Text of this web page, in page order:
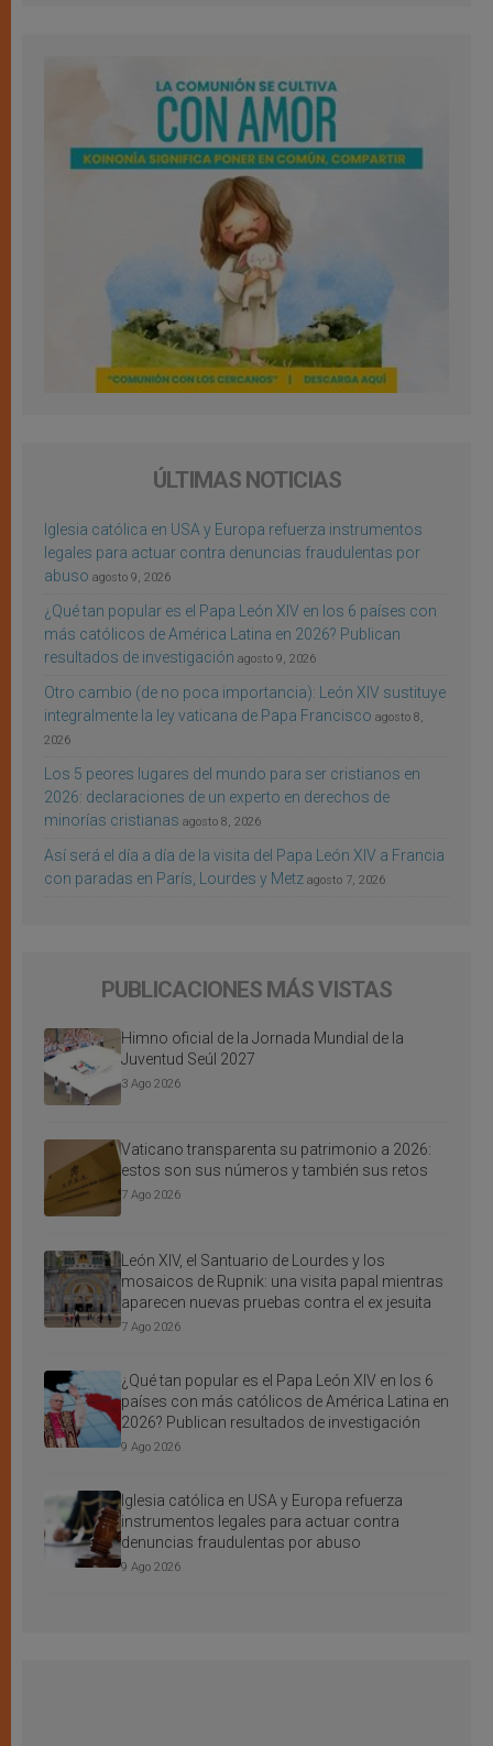
ÚLTIMAS NOTICIAS
Iglesia católica en USA y Europa refuerza instrumentos
legales para actuar contra denuncias fraudulentas por
abuso agosto 9, 2026
¿Qué tan popular es el Papa León XIV en los 6 países con
más católicos de América Latina en 2026? Publican
resultados de investigación agosto 9, 2026
Otro cambio (de no poca importancia): León XIV sustituye
integralmente la ley vaticana de Papa Francisco agosto 8,
2026
Los 5 peores lugares del mundo para ser cristianos en
2026: declaraciones de un experto en derechos de
minorías cristianas agosto 8, 2026
Así será el día a día de la visita del Papa León XIV a Francia
con paradas en París, Lourdes y Metz agosto 7, 2026
PUBLICACIONES MÁS VISTAS
Himno oficial de la Jornada Mundial de la
Juventud Seúl 2027
3 Ago 2026
Vaticano transparenta su patrimonio a 2026:
estos son sus números y también sus retos
7 Ago 2026
León XIV, el Santuario de Lourdes y los
mosaicos de Rupnik: una visita papal mientras
aparecen nuevas pruebas contra el ex jesuita
7 Ago 2026
¿Qué tan popular es el Papa León XIV en los 6
países con más católicos de América Latina en
2026? Publican resultados de investigación
9 Ago 2026
Iglesia católica en USA y Europa refuerza
instrumentos legales para actuar contra
denuncias fraudulentas por abuso
9 Ago 2026